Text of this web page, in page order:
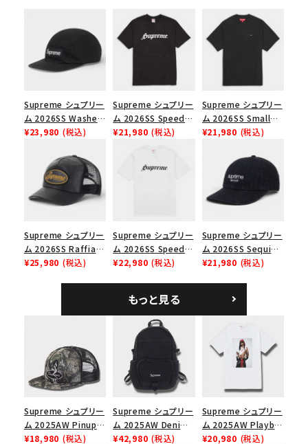
絞り込んで検索する
Supreme シュプリー
ム 2026SS Washed
Chino Twill Camp
ノツイル キャンプキャ
ップ ブラック
¥23,980 (税込)
Supreme シュプリー
ム 2026SS Speed
Tee スピードTシャツ
¥21,980 (税込)
Supreme シュプリー
ム 2026SS Small
Box Tee スモールボ
¥21,980 (税込)
Supreme シュプリー
ム 2026SS Raffia
Mesh Back 5-Panel
¥25,980 (税込)
Supreme シュプリー
ム 2026SS Speed
Tee スピードTシャツ
¥22,980 (税込)
Supreme シュプリー
ム 2026SS Sequin
Denim Classic
シックロゴ 6パネルキ
ャップ ブラック
¥21,980 (税込)
もっと見る
Supreme シュプリー
ム 2025AW Pinup
Mesh Back 5-Panel
¥18,980 (税込)
Supreme シュプリー
ム 2025AW Denim
Backpack デニム バ
¥42,980 (税込)
Supreme シュプリー
ム 2025AW Playboi
Carti Tee プレイボ
¥20,980 (税込)